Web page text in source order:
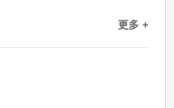
更多 +